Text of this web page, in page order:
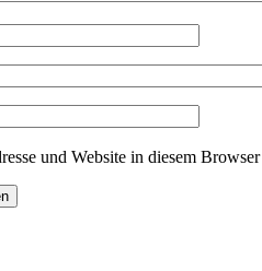
und Website in diesem